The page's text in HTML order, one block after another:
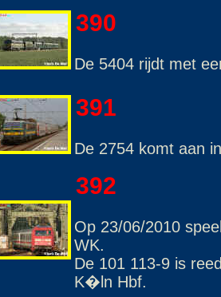
390
De 5404 rijdt met
391
De 2754 komt aan
392
Op 23/06/2010
WK.
De 101 113-9 is
K�ln Hbf.